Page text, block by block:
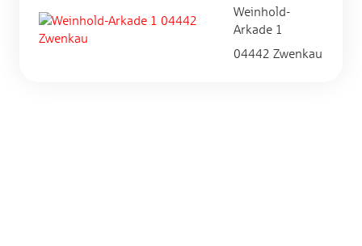
Weinhold-
Arkade 1
04442 Zwenkau